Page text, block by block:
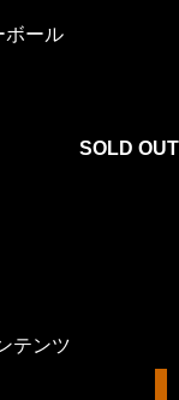
ボール
SOLD OUT
テンツ